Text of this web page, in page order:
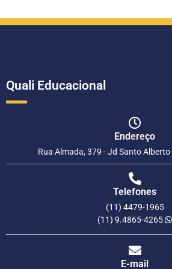
Quali Educacional
Endereço
Rua Almada, 379 - Jd Santo
Telefones
(11) 4479-1965
(11) 9.4865-4265
E-mail